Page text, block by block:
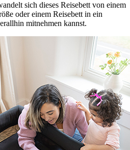
sich dieses Reisebett von einem
oder einem Reisebett in ein
mitnehmen kannst.